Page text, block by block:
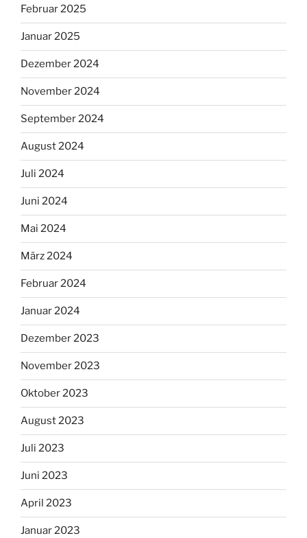
Februar 2025
Januar 2025
Dezember 2024
November 2024
September 2024
August 2024
Juli 2024
Juni 2024
Mai 2024
März 2024
Februar 2024
Januar 2024
Dezember 2023
November 2023
Oktober 2023
August 2023
Juli 2023
Juni 2023
April 2023
Januar 2023